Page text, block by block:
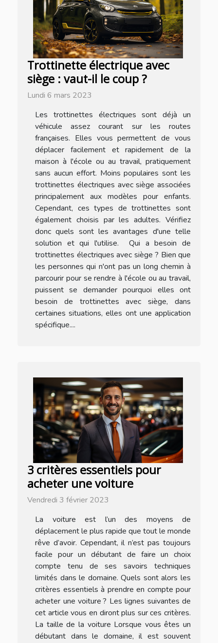
Trottinette électrique avec
siège : vaut-il le coup ?
Lundi 6 mars 2023
Les trottinettes électriques sont déjà un
véhicule assez courant sur les routes
françaises. Elles vous permettent de vous
déplacer facilement et rapidement de la
maison à l'école ou au travail, pratiquement
sans aucun effort. Moins populaires sont les
trottinettes électriques avec siège associées
principalement aux modèles pour enfants.
Cependant, ces types de trottinettes sont
également choisis par les adultes. Vérifiez
donc quels sont les avantages d'une telle
solution et qui l'utilise. Qui a besoin de
trottinettes électriques avec siège ? Bien que
les personnes qui n'ont pas un long chemin à
parcourir pour se rendre à l'école ou au travail,
puissent se demander pourquoi elles ont
besoin de trottinettes avec siège, dans
certaines situations, elles ont une application
spécifique....
3 critères essentiels pour
acheter une voiture
Vendredi 3 février 2023
La voiture est l’un des moyens de
déplacement le plus rapide que tout le monde
rêve d’avoir. Cependant, il n’est pas toujours
facile pour un débutant de faire un choix
compte tenu de ses savoirs techniques
limités dans le domaine. Quels sont alors les
critères essentiels à prendre en compte pour
acheter une voiture ? Les lignes suivantes de
cet article vous en diront plus sur ces critères.
La taille de la voiture Lorsque vous êtes un
débutant dans le domaine, il est souvent